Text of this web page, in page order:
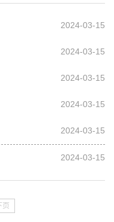
2024-03-15
2024-03-15
2024-03-15
2024-03-15
2024-03-15
2024-03-15
页